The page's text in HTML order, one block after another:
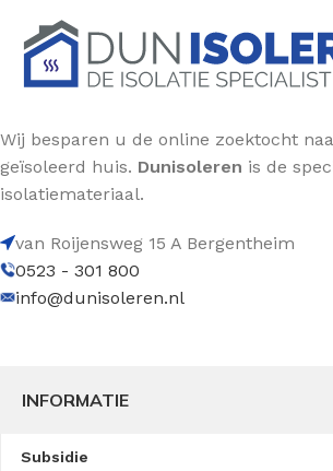
Wij besparen u de online zoektocht
geïsoleerd huis. Dunisoleren is de
isolatiemateriaal.
van Roijensweg 15 A Bergentheim
0523 - 301 800
info@dunisoleren.nl
INFORMATIE
Subsidie